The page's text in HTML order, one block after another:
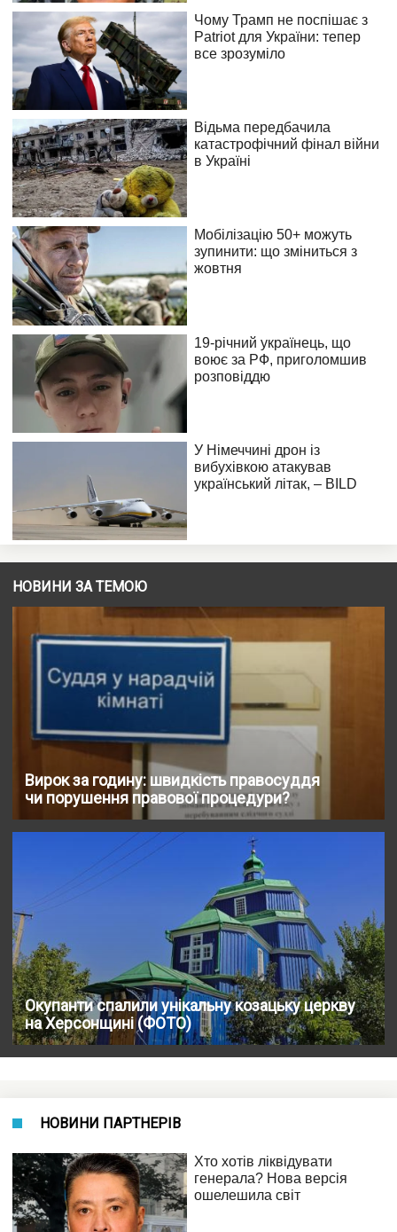
НОВИНИ ЗА ТЕМОЮ
Вирок за годину: швидкість правосуддя
чи порушення правової процедури?
Окупанти спалили унікальну козацьку церкву
на Херсонщині (ФОТО)
НОВИНИ ПАРТНЕРІВ